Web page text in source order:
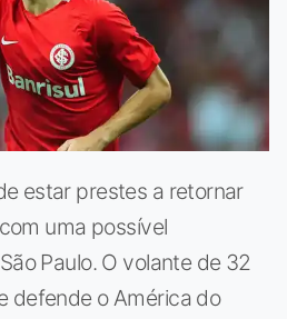
estar prestes a retornar
uma possível
Paulo. O volante de 32
defende o América do